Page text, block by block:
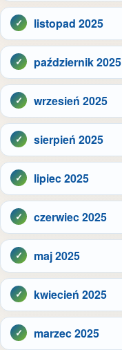
listopad 2025
październik 2025
wrzesień 2025
sierpień 2025
lipiec 2025
czerwiec 2025
maj 2025
kwiecień 2025
marzec 2025